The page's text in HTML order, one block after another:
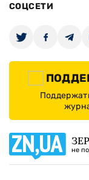
СОЦСЕТИ
не